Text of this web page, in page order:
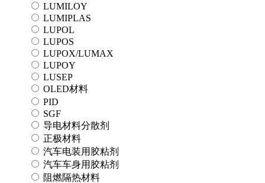
LUMILOY
LUMIPLAS
LUPOL
LUPOS
LUPOX/LUMAX
LUPOY
LUSEP
OLED材料
PID
SGF
导电材料分散剂
正极材料
汽车电装用胶粘剂
汽车车身用胶粘剂
阻燃隔热材料